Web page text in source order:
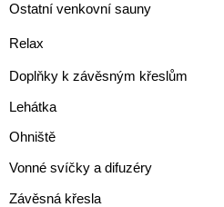
Ostatní venkovní sauny
Relax
Doplňky k závěsným křeslům
Lehátka
Ohniště
Vonné svíčky a difuzéry
Závěsná křesla